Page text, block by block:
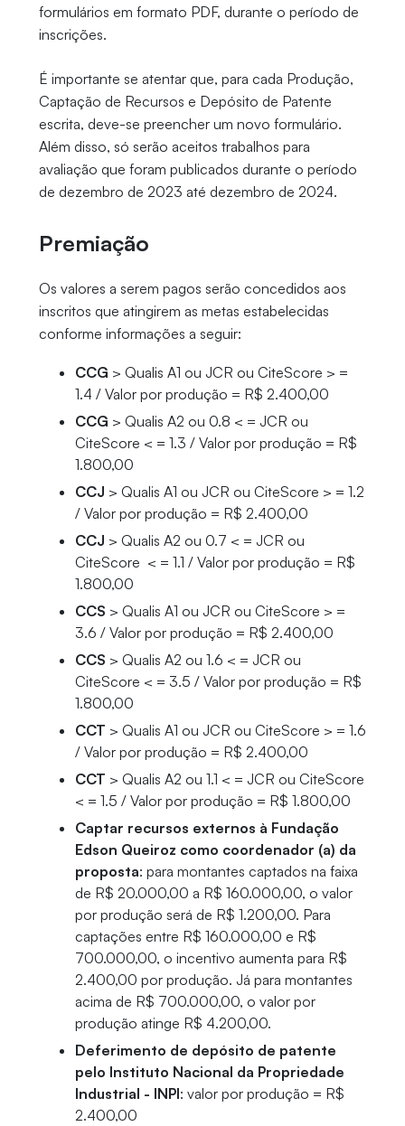
formulários em formato PDF, durante o período de
inscrições.
É importante se atentar que, para cada Produção,
Captação de Recursos e Depósito de Patente
escrita, deve-se preencher um novo formulário.
Além disso, só serão aceitos trabalhos para
avaliação que foram publicados durante o período
de dezembro de 2023 até dezembro de 2024.
Premiação
Os valores a serem pagos serão concedidos aos
inscritos que atingirem as metas estabelecidas
conforme informações a seguir:
CCG > Qualis A1 ou JCR ou CiteScore > =
1.4 / Valor por produção = R$ 2.400,00
CCG > Qualis A2 ou 0.8 < = JCR ou
CiteScore < = 1.3 / Valor por produção = R$
1.800,00
CCJ > Qualis A1 ou JCR ou CiteScore > = 1.2
/ Valor por produção = R$ 2.400,00
CCJ > Qualis A2 ou 0.7 < = JCR ou
CiteScore < = 1.1 / Valor por produção = R$
1.800,00
CCS > Qualis A1 ou JCR ou CiteScore > =
3.6 / Valor por produção = R$ 2.400,00
CCS > Qualis A2 ou 1.6 < = JCR ou
CiteScore < = 3.5 / Valor por produção = R$
1.800,00
CCT > Qualis A1 ou JCR ou CiteScore > = 1.6
/ Valor por produção = R$ 2.400,00
CCT > Qualis A2 ou 1.1 < = JCR ou CiteScore
< = 1.5 / Valor por produção = R$ 1.800,00
Captar recursos externos à Fundação
Edson Queiroz como coordenador (a) da
proposta: para montantes captados na faixa
de R$ 20.000,00 a R$ 160.000,00, o valor
por produção será de R$ 1.200,00. Para
captações entre R$ 160.000,00 e R$
700.000,00, o incentivo aumenta para R$
2.400,00 por produção. Já para montantes
acima de R$ 700.000,00, o valor por
produção atinge R$ 4.200,00.
Deferimento de depósito de patente
pelo Instituto Nacional da Propriedade
Industrial - INPI: valor por produção = R$
2.400,00